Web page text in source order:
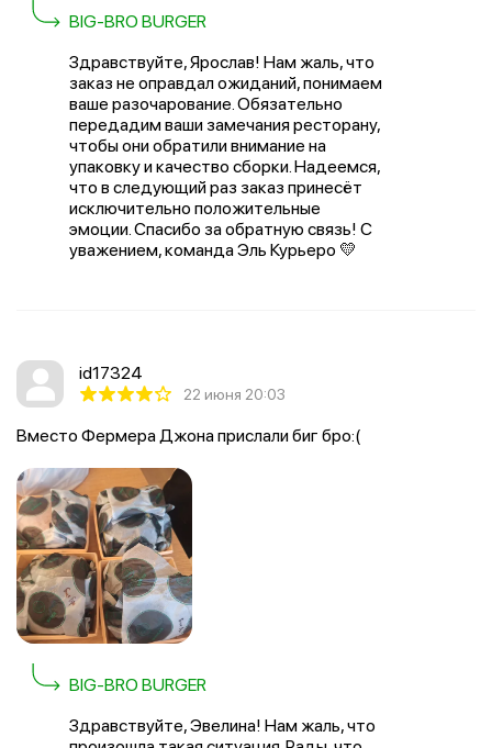
BIG-BRO BURGER
Здравствуйте, Ярослав! Нам жаль, что
заказ не оправдал ожиданий, понимаем
ваше разочарование. Обязательно
передадим ваши замечания ресторану,
чтобы они обратили внимание на
упаковку и качество сборки. Надеемся,
что в следующий раз заказ принесёт
исключительно положительные
эмоции. Спасибо за обратную связь! С
уважением, команда Эль Курьеро 💛
id17324
22 июня 20:03
Вместо Фермера Джона прислали биг бро:(
BIG-BRO BURGER
Здравствуйте, Эвелина! Нам жаль, что